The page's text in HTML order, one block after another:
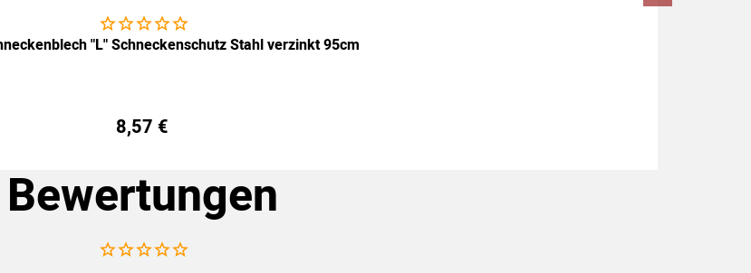
Noch keine Bewertungen abgegeben
"L" Schneckenschutz Stahl verzinkt 95cm
8,57 €
Bewertungen
Noch keine Bewertungen abgegeben